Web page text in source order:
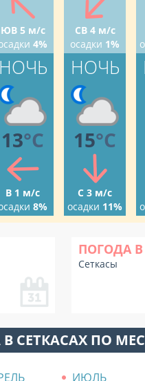
ЮВ 5 м/с
4%
НОЧЬ
13°C
В 1 м/с
8%
СВ 4 м/с
осадки 1%
НОЧЬ
15°C
С 3 м/с
осадки 11%
ПОГОДА В
Сеткасы
СЕТКАСАХ ПО
ИЮЛЬ